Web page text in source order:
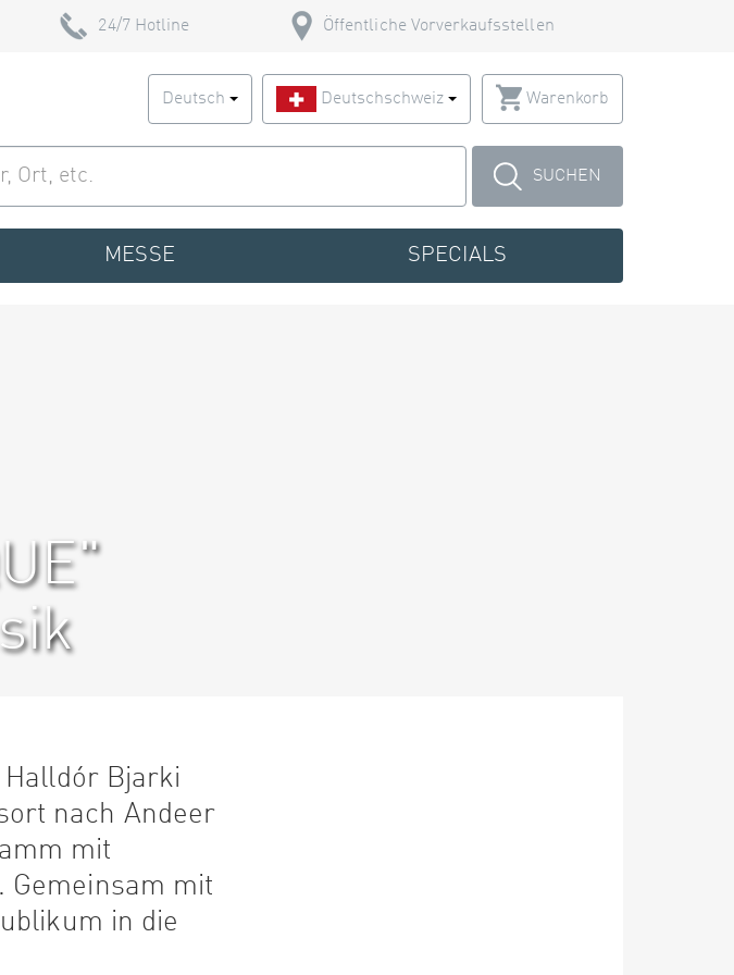
24/7 Hotline Öffentliche Vorverkaufsstellen
Deutsch Deutschschweiz Warenkorb
SUCHEN
MESSE SPECIALS
Halldór Bjarki
nach Andeer
mit
Gemeinsam mit
in die